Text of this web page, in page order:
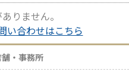
りません。
い合わせはこちら
・事務所